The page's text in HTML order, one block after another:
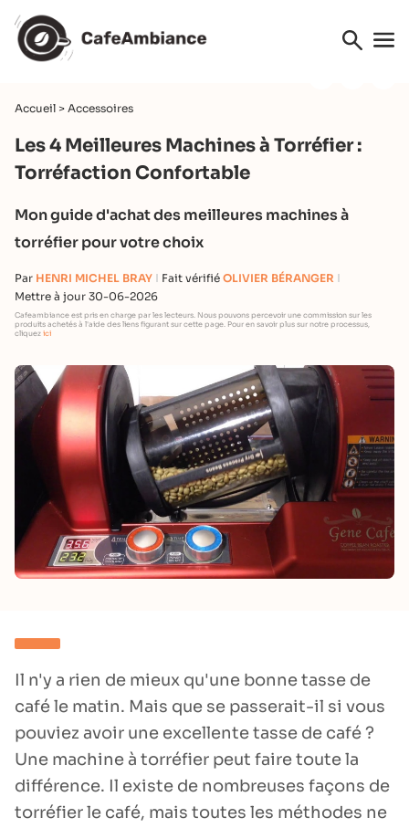
Accueil > Accessoires
Les 4 Meilleures Machines à Torréfier :
Torréfaction Confortable
Mon guide d'achat des meilleures machines à
torréfier pour votre choix
Par HENRI MICHEL BRAY Fait vérifié OLIVIER BÉRANGER
Mettre à jour 30-06-2026
Cafeambiance est pris en charge par les lecteurs. Nous pouvons percevoir une commission sur les
produits achetés à l'aide des liens figurant sur cette page. Pour en savoir plus sur notre processus,
cliquez ici
Il n'y a rien de mieux qu'une bonne tasse de
café le matin. Mais que se passerait-il si vous
pouviez avoir une excellente tasse de café ?
Une machine à torréfier peut faire toute la
différence. Il existe de nombreuses façons de
torréfier le café, mais toutes les méthodes ne